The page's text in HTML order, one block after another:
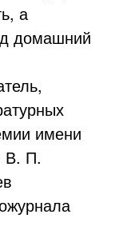
а
домашний
имени
В. П.